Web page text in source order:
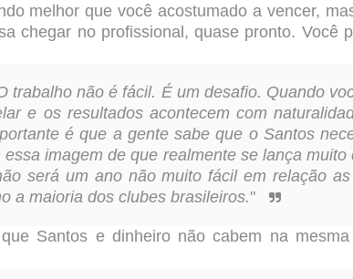
melhor que você acostumado a vencer,
chegar no profissional, quase pronto. Você
trabalho não é fácil. É um desafio. Quando
e os resultados acontecem com
é que a gente sabe que o Santos
imagem de que realmente se lança muito
será um ano não muito fácil em relação
a maioria dos clubes brasileiros."
Santos e dinheiro não cabem na